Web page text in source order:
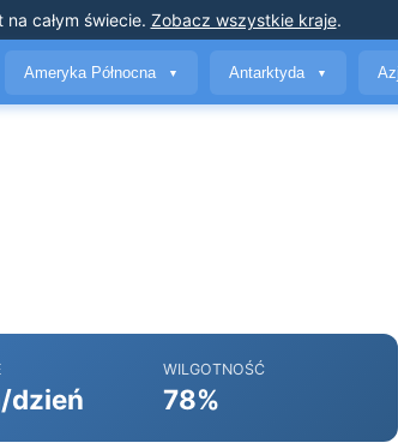
całym świecie. Zobacz wszystkie kraje.
Ameryka Północna ▼ Antarktyda ▼
dzień
WILGOTNOŚĆ
78%